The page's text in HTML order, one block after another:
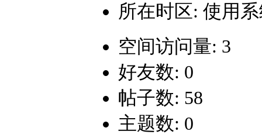
所在时区: 使用
空间访问量: 3
好友数: 0
帖子数: 58
主题数: 0